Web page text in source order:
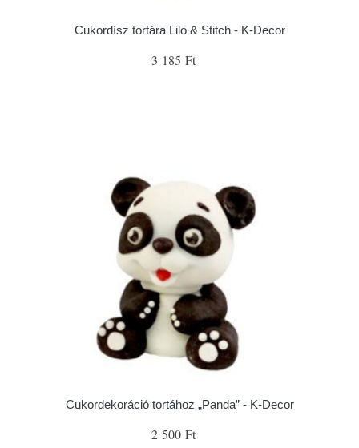
Cukordísz tortára Lilo & Stitch - K-Decor
3 185 Ft
Cukordekoráció tortához „Panda” - K-Decor
2 500 Ft